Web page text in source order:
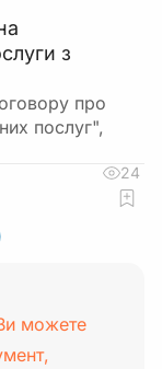
з
про
послуг",
24
можете